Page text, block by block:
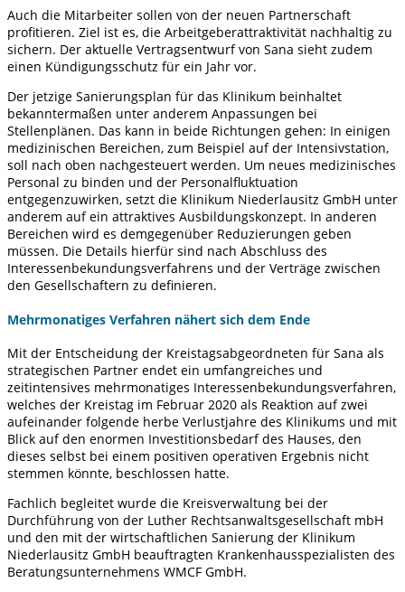
Auch die Mitarbeiter sollen von der neuen Partnerschaft
profitieren. Ziel ist es, die Arbeitgeberattraktivität nachhaltig zu
sichern. Der aktuelle Vertragsentwurf von Sana sieht zudem
einen Kündigungsschutz für ein Jahr vor.
Der jetzige Sanierungsplan für das Klinikum beinhaltet
bekanntermaßen unter anderem Anpassungen bei
Stellenplänen. Das kann in beide Richtungen gehen: In einigen
medizinischen Bereichen, zum Beispiel auf der Intensivstation,
soll nach oben nachgesteuert werden. Um neues medizinisches
Personal zu binden und der Personalfluktuation
entgegenzuwirken, setzt die Klinikum Niederlausitz GmbH unter
anderem auf ein attraktives Ausbildungskonzept. In anderen
Bereichen wird es demgegenüber Reduzierungen geben
müssen. Die Details hierfür sind nach Abschluss des
Interessenbekundungsverfahrens und der Verträge zwischen
den Gesellschaftern zu definieren.
Mehrmonatiges Verfahren nähert sich dem Ende
Mit der Entscheidung der Kreistagsabgeordneten für Sana als
strategischen Partner endet ein umfangreiches und
zeitintensives mehrmonatiges Interessenbekundungsverfahren,
welches der Kreistag im Februar 2020 als Reaktion auf zwei
aufeinander folgende herbe Verlustjahre des Klinikums und mit
Blick auf den enormen Investitionsbedarf des Hauses, den
dieses selbst bei einem positiven operativen Ergebnis nicht
stemmen könnte, beschlossen hatte.
Fachlich begleitet wurde die Kreisverwaltung bei der
Durchführung von der Luther Rechtsanwaltsgesellschaft mbH
und den mit der wirtschaftlichen Sanierung der Klinikum
Niederlausitz GmbH beauftragten Krankenhausspezialisten des
Beratungsunternehmens WMCF GmbH.